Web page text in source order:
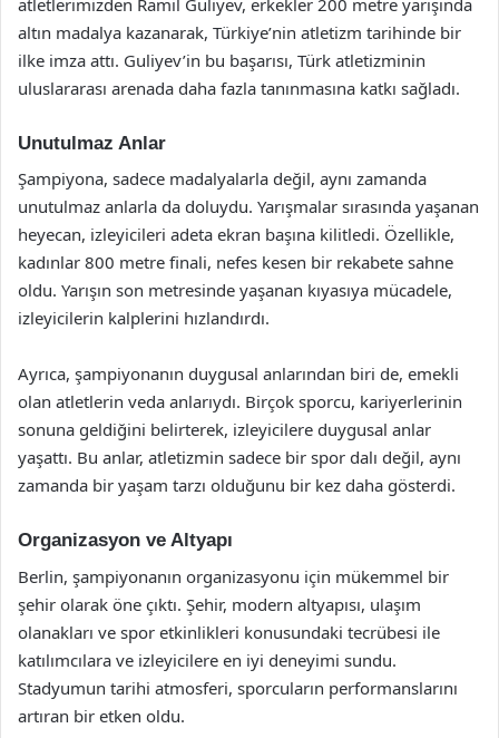
altın madalya kazanarak, Türkiye’nin atletizm tarihinde bir
ilke imza attı. Guliyev’in bu başarısı, Türk atletizminin
uluslararası arenada daha fazla tanınmasına katkı sağladı.
Unutulmaz Anlar
Şampiyona, sadece madalyalarla değil, aynı zamanda
unutulmaz anlarla da doluydu. Yarışmalar sırasında yaşanan
heyecan, izleyicileri adeta ekran başına kilitledi. Özellikle,
kadınlar 800 metre finali, nefes kesen bir rekabete sahne
oldu. Yarışın son metresinde yaşanan kıyasıya mücadele,
izleyicilerin kalplerini hızlandırdı.
Ayrıca, şampiyonanın duygusal anlarından biri de, emekli
olan atletlerin veda anlarıydı. Birçok sporcu, kariyerlerinin
sonuna geldiğini belirterek, izleyicilere duygusal anlar
yaşattı. Bu anlar, atletizmin sadece bir spor dalı değil, aynı
zamanda bir yaşam tarzı olduğunu bir kez daha gösterdi.
Organizasyon ve Altyapı
Berlin, şampiyonanın organizasyonu için mükemmel bir
şehir olarak öne çıktı. Şehir, modern altyapısı, ulaşım
olanakları ve spor etkinlikleri konusundaki tecrübesi ile
katılımcılara ve izleyicilere en iyi deneyimi sundu.
Stadyumun tarihi atmosferi, sporcuların performanslarını
artıran bir etken oldu.